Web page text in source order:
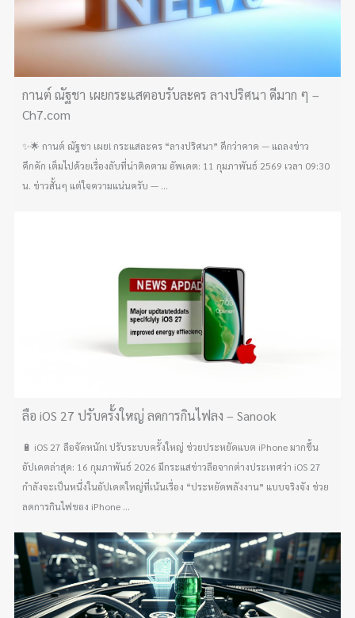
กานต์ ณัฐชา เผยกระแสตอบรับละคร ลางปริศนา ดีมาก ๆ –
Ch7.com
✨🌟 กานต์ ณัฐชา เผย! กระแสละคร “ลางปริศนา” ดีกว่าคาด — แถลงข่าว
คึกคัก เต็มไปด้วยเรื่องลับที่น่าติดตาม อัพเดต: 11 กุมภาพันธ์ 2569 เวลา 09:30
น. ข่าวสั้นๆ แต่ใจความแน่นครับ — ...
ลือ iOS 27 ปรับครั้งใหญ่ ลดการกินไฟลง – Sanook
🔋 iOS 27 ลือจัดหนัก! ปรับระบบครั้งใหญ่ ช่วยประหยัดแบต iPhone มากขึ้น
อัปเดตล่าสุด: 16 กุมภาพันธ์ 2026 มีกระแสข่าวลือจากต่างประเทศว่า iOS 27
กำลังจะเป็นหนึ่งในอัปเดตใหญ่ที่เน้นเรื่อง “ประหยัดพลังงาน” แบบจริงจัง ช่วย
ลดการกินไฟของ iPhone ...